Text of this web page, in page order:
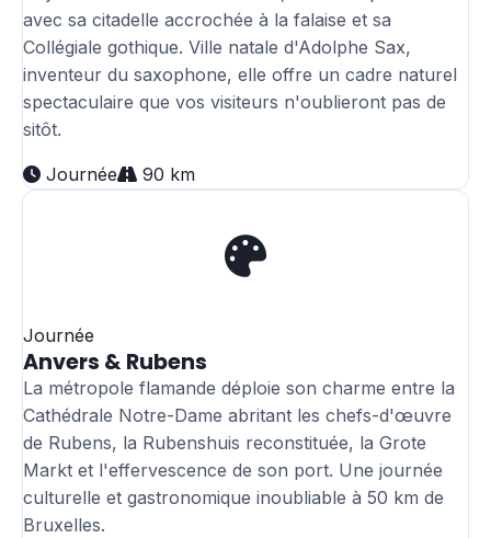
avec sa citadelle accrochée à la falaise et sa
Collégiale gothique. Ville natale d'Adolphe Sax,
inventeur du saxophone, elle offre un cadre naturel
spectaculaire que vos visiteurs n'oublieront pas de
sitôt.
Journée 90 km
Journée
Anvers & Rubens
La métropole flamande déploie son charme entre la
Cathédrale Notre-Dame abritant les chefs-d'œuvre
de Rubens, la Rubenshuis reconstituée, la Grote
Markt et l'effervescence de son port. Une journée
culturelle et gastronomique inoubliable à 50 km de
Bruxelles.